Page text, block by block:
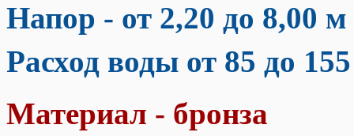
Напор - от 2,20 до 8,00 м
Расход воды от 85 до
Материал - бронза